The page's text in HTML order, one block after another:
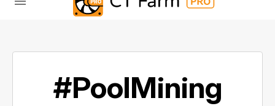
#PoolMining